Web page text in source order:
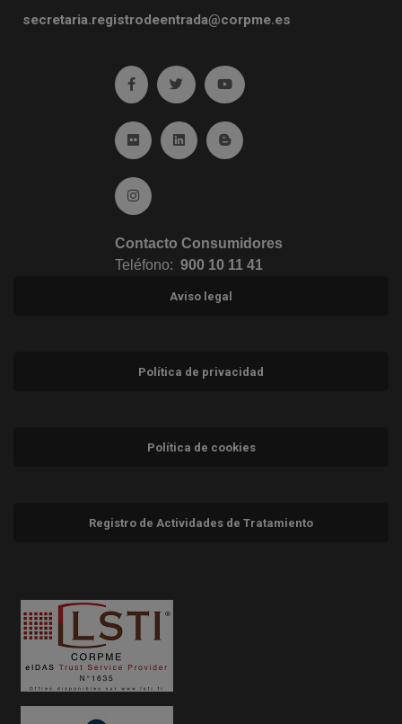
secretaria.registrodeentrada@corpme.es
Ir a facebook (abre en ventana nueva)
Ir a twitter (abre en ventana nueva)
Ir a YouTube (abre en
Ir a Flickr (abre en ventana nueva)
Ir a Linkedin (abre en ventana nueva)
Ir al Blog (abre en ventana
Ir a Instagram (abre en ventana nueva)
Contacto Consumidores
Teléfono: 900 10 11 41
Aviso legal
Política de privacidad
Política de cookies
Registro de Actividades de Tratamiento